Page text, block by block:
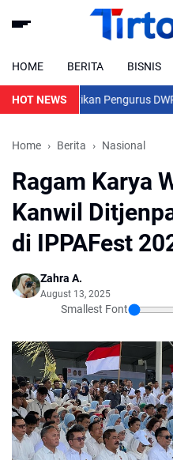
HOME BERITA BISNIS
HOT NEWS
Pelantikan Pengurus DWP
Home Berita Nasional
Ragam Karya
Kanwil
di IPPAFest
Zahra A.
August 13, 2025
Smallest Font